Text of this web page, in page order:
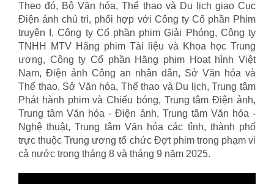
Theo đó, Bộ Văn hóa, Thể thao và Du lịch giao Cục
Điện ảnh chủ trì, phối hợp với Công ty Cổ phần Phim
truyện I, Công ty Cổ phần phim Giải Phóng, Công ty
TNHH MTV Hãng phim Tài liệu và Khoa học Trung
ương, Công ty Cổ phần Hãng phim Hoạt hình Việt
Nam, Điện ảnh Công an nhân dân, Sở Văn hóa và
Thể thao, Sở Văn hóa, Thể thao và Du lịch, Trung tâm
Phát hành phim và Chiếu bóng, Trung tâm Điện ảnh,
Trung tâm Văn hóa - Điện ảnh, Trung tâm Văn hóa -
Nghệ thuật, Trung tâm Văn hóa các tỉnh, thành phố
trực thuộc Trung ương tổ chức Đợt phim trong phạm vi
cả nước trong tháng 8 và tháng 9 năm 2025.